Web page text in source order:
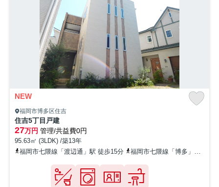
NEW
福岡市博多区住吉
住吉5丁目戸建
27万円 管理/共益費0円
95.63㎡ (3LDK) /築13年
福岡市七隈線「渡辺通」駅 徒歩15分
福岡市七隈線「博多」駅 徒歩17分